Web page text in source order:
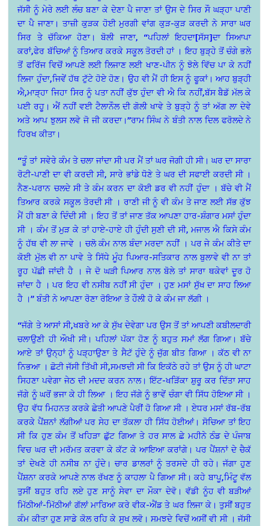
ਜੱਸੀ ਨੂੰ ਮੇਰੇ ਲਈ ਲੰਚ ਬਣਾ ਕੇ ਦੇਣਾ ਪੈ ਜਾਣਾ ਤਾਂ ਉਸ ਦੇ ਸਿਰ ਸੌ ਘੜ੍ਹਾ ਪਾਣੀ
ਦਾ ਪੈ ਜਾਣਾ। ਤਾਜ਼ੀ ਕੁੜਕ ਹੋਈ ਮੁਰਗੀ ਵਾਂਗ ਕੁੜ-ਕੁੜ ਕਰਦੀ ਨੇ ਸਾਰਾ ਘਰ
ਸਿਰ ਤੇ ਚੱਕਿਆ ਹੋਣਾ। ਬੋਲੀ ਜਾਣਾ, “ਪਹਿਲਾਂ ਇਹਦਾ[ਸੱਸ]ਦਾ ਸਿਆਪਾ
ਕਰਾਂ,ਫੇਰ ਬੱਚਿਆਂ ਨੂੰ ਤਿਆਰ ਕਰਕੇ ਸਕੂਲ ਤੋਰਦੀ ਹਾਂ । ਇਹ ਬੁੜ੍ਹੇ ਤੋਂ ਚੰਗੇ ਭਲੇ
ਤੋਂ ਫਰਿੱਜ ਵਿਚੋਂ ਆਪਣੇ ਲਈ ਲਿਜਾਣ ਲਈ ਖਾਣ-ਪੀਨ ਨੂੰ ਝੋਲੇ ਵਿੱਚ ਪਾ ਕੇ ਨਹੀਂ
ਲਿਜਾ ਹੁੰਦਾ,ਜਿਵੇਂ ਹੱਥ ਟੁੱਟੇ ਹੋਏ ਹੋਣ। ਉਹ ਵੀ ਮੈਂ ਹੀ ਇਸ ਨੂੰ ਫੂਕਾਂ। ਆਹ ਬੁੜ੍ਹੀ
ਐ,ਮਾੜ੍ਹਾ ਜਿਹਾ ਸਿਰ ਨੂੰ ਪਤਾ ਨਹੀਂ ਕੁੱਝ ਹੁੰਦਾ ਵੀ ਐ ਕਿ ਨਹੀਂ,ਬੱਸ ਬੈਡੱ ਮੱਲ ਕੇ
ਪਈ ਰਹੂ। ਐਂ ਨਹੀਂ ਵਈ ਟੈਲਾਨੌਲ ਦੀ ਗੋਲੀ ਖਾਵੇ ਤੇ ਬੁੜ੍ਹੇ ਨੂੰ ਤਾਂ ਅੱਗ ਲਾ ਦੇਵੇ
ਅਤੇ ਆਪ ਝੁਲਸ ਲਵੇ ਜੋ ਜੀ ਕਰਦਾ।”ਰਾਮ ਸਿੰਘ ਨੇ ਬੰਤੀ ਨਾਲ ਦਿਲ ਫਰੋਲਦੇ ਨੇ
ਹਿਰਖ ਕੀਤਾ।
“ਤੂੰ ਤਾਂ ਸਵੇਰੇ ਕੰਮ ਤੇ ਚਲਾ ਜਾਂਦਾ ਸੀ ਪਰ ਮੈਂ ਤਾਂ ਘਰ ਜੋਗੀ ਹੀ ਸੀ। ਘਰ ਦਾ ਸਾਰਾ
ਰੋਟੀ-ਪਾਣੀ ਦਾ ਵੀ ਕਰਦੀ ਸੀ, ਸਾਰੇ ਭਾਂਡੇ ਧੋਣੇ ਤੇ ਘਰ ਦੀ ਸਫਾਈ ਕਰਦੀ ਸੀ ।
ਨੈਣ-ਪਰਾਨ ਚਲਦੇ ਸੀ ਤੇ ਕੰਮ ਕਰਨ ਦਾ ਕੋਈ ਡਰ ਵੀ ਨਹੀਂ ਹੁੰਦਾ । ਬੱਚੇ ਵੀ ਮੈਂ
ਤਿਆਰ ਕਰਕੇ ਸਕੂਲ ਤੋਰਦੀ ਸੀ । ਰਾਣੀ ਜੀ ਨੂੰ ਵੀ ਕੰਮ ਤੇ ਜਾਣ ਲਈ ਸੱਭ ਕੁੱਝ
ਮੈਂ ਹੀ ਬਣਾ ਕੇ ਦਿੰਦੀ ਸੀ । ਇਹ ਤੋਂ ਤਾਂ ਜਾਣ ਤੱਕ ਆਪਣਾ ਹਾਰ-ਸ਼ੰਗਾਰ ਮਸਾਂ ਹੁੰਦਾ
ਸੀ । ਕੰਮ ਤੋਂ ਮੁੜ ਕੇ ਤਾਂ ਹਾਏ-ਹਾਏ ਹੀ ਹੁੰਦੀ ਸੁਣੀ ਦੀ ਸੀ,ਮਜਾਲ ਐ ਕਿਸੇ ਕੰਮ
ਨੂੰ ਹੱਥ ਵੀ ਲਾ ਜਾਵੇ । ਚਲੋ ਕੰਮ ਨਾਲ ਬੰਦਾ ਮਰਦਾ ਨਹੀਂ । ਪਰ ਜੇ ਕੰਮ ਕੀਤੇ ਦਾ
ਕੋਈ ਮੁੱਲ ਵੀ ਨਾ ਪਾਵੇ ਤੇ ਸਿੱਧੇ ਮੂੰਹ ਪਿਆਰ-ਸਤਿਕਾਰ ਨਾਲ ਬੁਲਾਵੇ ਵੀ ਨਾ ਤਾਂ
ਰੂਹ ਪੱਛੀ ਜਾਂਦੀ ਹੈ । ਜੇ ਦੋ ਘੜੀ ਪਿਆਰ ਨਾਲ ਬੋਲੇ ਤਾਂ ਸਾਰਾ ਥਕੇਵਾਂ ਦੂਰ ਹੋ
ਜਾਂਦਾ ਹੈ । ਪਰ ਇਹ ਵੀ ਨਸੀਬ ਨਹੀਂ ਸੀ ਹੁੰਦਾ । ਹੁਣ ਮਸਾਂ ਸੁੱਖ ਦਾ ਸਾਹ ਲਿਆ
ਹੈ ।” ਬੰਤੀ ਨੇ ਆਪਣਾ ਰੋਣਾ ਰੋਇਆ ਤੇ ਹੌਲੀ ਹੋ ਕੇ ਕੰਮ ਜਾ ਲੱਗੀ ।
“ਜੱਗੇ ਤੇ ਆਸਾਂ ਸੀ,ਖਬਰੇ ਆ ਕੇ ਸੁੱਖ ਦੇਵੇਗਾ ਪਰ ਉਸ ਤੋਂ ਤਾਂ ਆਪਣੀ ਕਬੀਲਦਾਰੀ
ਚਲਾਉਣੀ ਹੀ ਔਖੀ ਸੀ। ਪਹਿਲਾਂ ਪੱਕਾ ਹੋਣ ਨੂੰ ਬਹੁਤ ਸਮਾਂ ਲੱਗ ਗਿਆ। ਬੱਚੇ
ਆਏ ਤਾਂ ਉਨ੍ਹਾਂ ਨੂੰ ਪੜ੍ਹਾਉਣਾ ਤੇ ਸੈਟੱ ਹੁੰਦੇ ਨੂੰ ਜੁੱਗ ਬੀਤ ਗਿਆ । ਕੱਠ ਵੀ ਨਾ
ਨਿਭਆ । ਛੋਟੀ ਜੱਸੀ ਤਿੱਖੀ ਸੀ,ਸਮਝਦੀ ਸੀ ਕਿ ਇਕੱਠੇ ਰਹੇ ਤਾਂ ਉਸ ਨੂੰ ਹੀ ਘਾਟਾ
ਸਿਹਣਾ ਪਵੇਗਾ ਜੇਠ ਦੀ ਮਦਦ ਕਰਨ ਨਾਲ। ਇੱਟ-ਖੜਿੱਕਾ ਸ਼ੁਰੂ ਕਰ ਦਿੱਤਾ ਸਾਹ
ਜੱਗੇ ਨੂੰ ਘਰੋਂ ਭਜਾ ਕੇ ਹੀ ਲਿਆ । ਇਹ ਜੱਗੇ ਨੂੰ ਭਾਵੇਂ ਚੰਗਾ ਵੀ ਸਿੱਧ ਹੋਇਆ ਸੀ ।
ਉਹ ਵੱਧ ਮਿਹਨਤ ਕਰਕੇ ਛੇਤੀ ਆਪਣੇ ਪੈਰੀਂ ਹੋ ਗਿਆ ਸੀ । ਏਧਰ ਮਸਾਂ ਰੱਬ-ਰੱਬ
ਕਰਕੇ ਪੈਂਸ਼ਨਾਂ ਲੱਗੀਆਂ ਪਰ ਸੇਹ ਦਾ ਤੱਕਲਾ ਹੀ ਸਿੱਧ ਹੋਈਆਂ। ਸੋਚਿਆ ਤਾਂ ਇਹ
ਸੀ ਕਿ ਹੁਣ ਕੰਮ ਤੋਂ ਖਹਿੜਾ ਛੁੱਟ ਗਿਆ ਤੇ ਹਰ ਸਾਲ ਛੇ ਮਹੀਨੇ ਠੰਡ ਦੇ ਪੰਜਾਬ
ਵਿਚ ਘਰ ਦੀ ਮਰੱਮਤ ਕਰਵਾ ਕੇ ਕੱਟ ਕੇ ਆਇਆ ਕਰਾਂਗੇ। ਪਰ ਪੈਂਸ਼ਨਾਂ ਦੇ ਚੈਕੱ
ਤਾਂ ਦੇਖਣੇ ਹੀ ਨਸੀਬ ਨਾ ਹੁੰਦੇ। ਚਾਰ ਡਾਲਰਾਂ ਨੂੰ ਤਰਸਦੇ ਹੀ ਰਹੇ। ਜੱਗਾ ਹੁਣ
ਪੈਂਸ਼ਨਾ ਕਰਕੇ ਆਪਣੇ ਨਾਲ ਰੱਖਣ ਨੂੰ ਕਾਹਲਾ ਪੈ ਗਿਆ ਸੀ। ਕਹੇ ਬਾਪੂ,ਮਿੰਟੂ ਵੱਲ
ਤੁਸੀਂ ਬਹੁਤ ਰਹਿ ਲਏ ਹੁਣ ਸਾਨੂੰ ਸੇਵਾ ਦਾ ਮੌਕਾ ਦੇਵੋ। ਵੱਡੀ ਨੂੰਹ ਵੀ ਬੜੀਆਂ
ਮਿੱਠੀਆਂ-ਮਿੱਠੀਆਂ ਗੱਲਾਂ ਮਾਰਿਆ ਕਰੇ ਵੀਕ-ਐਂਡ ਤੇ ਘਰ ਲਿਜਾ ਕੇ। ਤੁਸੀਂ ਬਹੁਤ
ਕੰਮ ਕੀਤਾ ਹੁਣ ਸਾਡੇ ਕੋਲ ਰਹਿ ਕੇ ਸੁਖ ਲਵੋ। ਸਮਝਦੇ ਵਿਚੋਂ ਅਸੀਂ ਵੀ ਸੀ । ਜੱਸੀ